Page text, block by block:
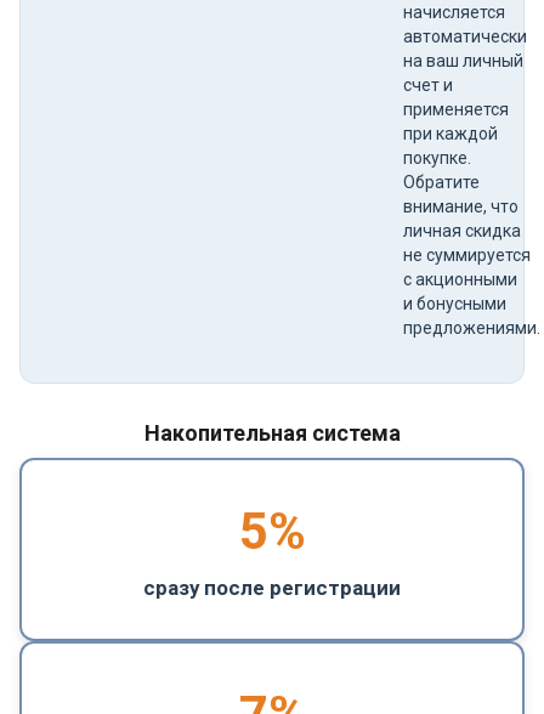
начисляется
автоматически
на ваш личный
счет и
применяется
при каждой
покупке.
Обратите
внимание, что
личная скидка
не суммируется
с акционными
и бонусными
предложениями.
Накопительная система
5%
сразу после регистрации